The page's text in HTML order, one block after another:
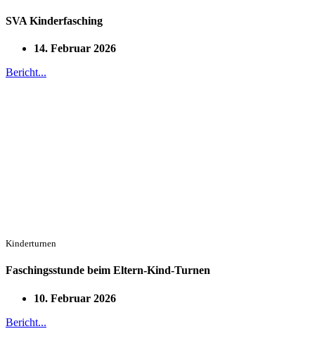
SVA Kinderfasching
14. Februar 2026
Bericht...
Kinderturnen
Faschingsstunde beim Eltern-Kind-Turnen
10. Februar 2026
Bericht...